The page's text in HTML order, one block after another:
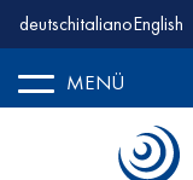
deutschitalianoEnglish
MENÜ